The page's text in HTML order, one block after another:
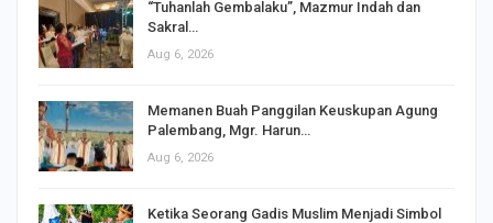
“Tuhanlah Gembalaku”, Mazmur Indah dan
Sakral…
Aug 6, 2026
Memanen Buah Panggilan Keuskupan Agung
Palembang, Mgr. Harun…
Aug 6, 2026
Ketika Seorang Gadis Muslim Menjadi Simbol